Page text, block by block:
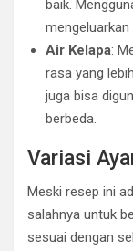
baik.
Air Kelapa:
rasa yang
juga bisa
berbeda.
Variasi
Meski resep ini
salahnya untuk
sesuai dengan